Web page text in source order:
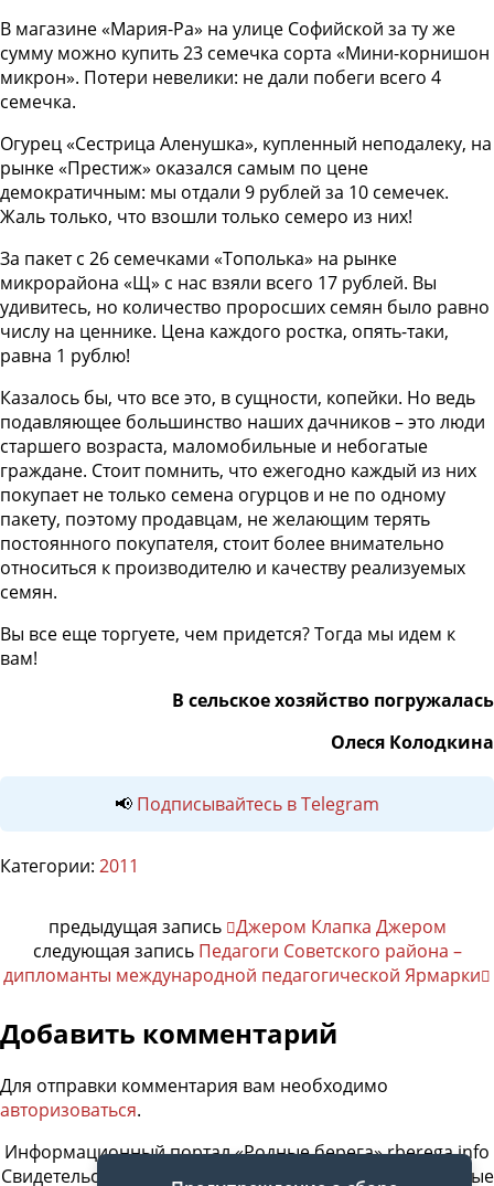
В магазине «Мария-Ра» на улице Софийской за ту же
сумму можно купить 23 семечка сорта «Мини-корнишон
микрон». Потери невелики: не дали побеги всего 4
семечка.
Огурец «Сестрица Аленушка», купленный неподалеку, на
рынке «Престиж» оказался самым по цене
демократичным: мы отдали 9 рублей за 10 семечек.
Жаль только, что взошли только семеро из них!
За пакет с 26 семечками «Тополька» на рынке
микрорайона «Щ» с нас взяли всего 17 рублей. Вы
удивитесь, но количество проросших семян было равно
числу на ценнике. Цена каждого ростка, опять-таки,
равна 1 рублю!
Казалось бы, что все это, в сущности, копейки. Но ведь
подавляющее большинство наших дачников – это люди
старшего возраста, маломобильные и небогатые
граждане. Стоит помнить, что ежегодно каждый из них
покупает не только семена огурцов и не по одному
пакету, поэтому продавцам, не желающим терять
постоянного покупателя, стоит более внимательно
относиться к производителю и качеству реализуемых
семян.
Вы все еще торгуете, чем придется? Тогда мы идем к
вам!
В сельское хозяйство погружалась
Олеся Колодкина
📢 Подписывайтесь в Telegram
Категории: 2011
предыдущая запись Джером Клапка Джером
следующая запись Педагоги Советского района –
дипломанты международной педагогической Ярмарки
Добавить комментарий
Для отправки комментария вам необходимо
авторизоваться.
Информационный портал «Родные берега» rberega.info
Свидетельство о регистрации сетевого издания «Родные